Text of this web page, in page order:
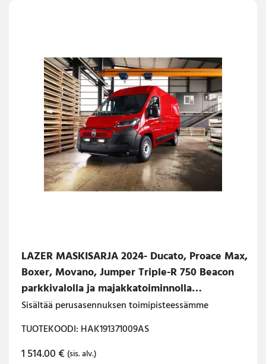
LAZER MASKISARJA 2024- Ducato, Proace Max,
Boxer, Movano, Jumper Triple-R 750 Beacon
parkkivalolla ja majakkatoiminnolla
ASENNETTUNA
Sisältää perusasennuksen toimipisteessämme
TUOTEKOODI: HAK191371009AS
1 514.00€ (sis. alv.)